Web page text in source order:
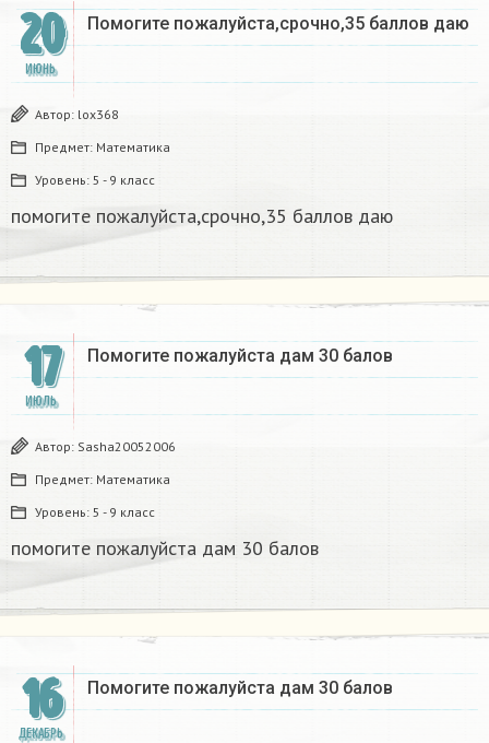
20
ИЮНЬ
Помогите пожалуйста,срочно,35 баллов даю​
Автор: lox368
Предмет: Математика
Уровень: 5 - 9 класс
помогите пожалуйста,срочно,35 баллов даю​
17
ИЮЛЬ
Помогите пожалуйста дам 30 балов​
Автор: Sasha20052006
Предмет: Математика
Уровень: 5 - 9 класс
помогите пожалуйста дам 30 балов​
16
ДЕКАБРЬ
Помогите пожалуйста дам 30 балов​